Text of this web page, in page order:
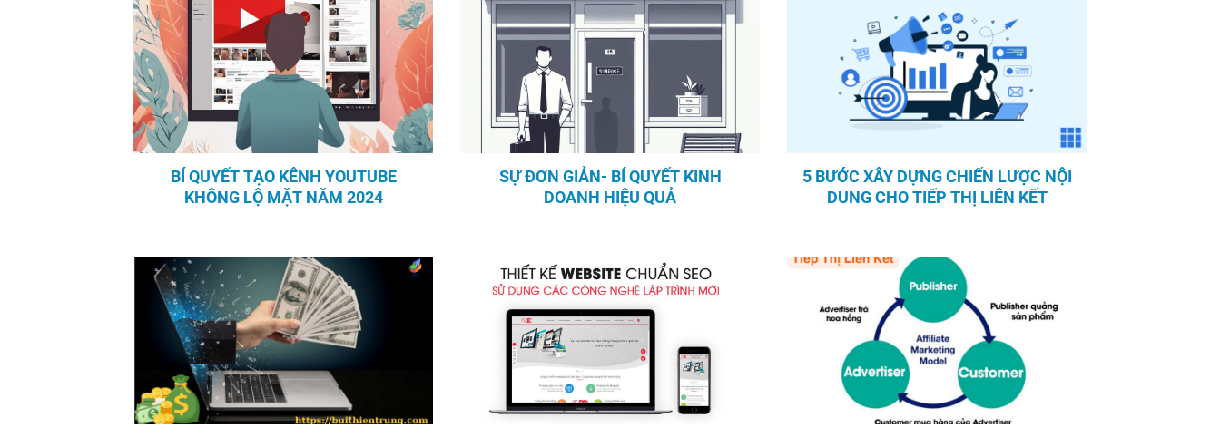
BÍ QUYẾT TẠO KÊNH YOUTUBE
KHÔNG LỘ MẶT NĂM 2024
SỰ ĐƠN GIẢN- BÍ QUYẾT KINH
DOANH HIỆU QUẢ
5 BƯỚC XÂY DỰNG CHIẾN LƯỢC NỘI
DUNG CHO TIẾP THỊ LIÊN KẾT